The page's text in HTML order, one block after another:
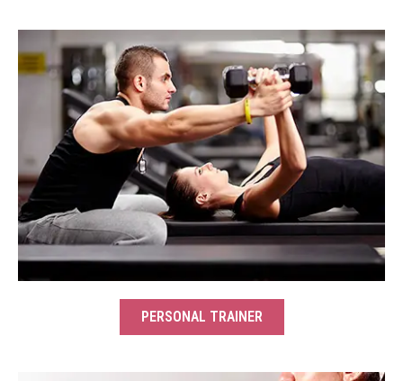
PERSONAL TRAINER